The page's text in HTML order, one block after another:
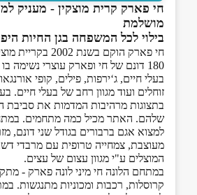
חי פארק קרית מוצקין - מעניק
מושלמת
בילוי לכל המשפחה בגן החיות
חי פארק הוקם בשנת
180 דונם של חי ופארק עוצרי נשימה
בעלי חיים, ג‘ירפות, פילים, קופי
זוחלים ועוד מגוון רחב של בעלי חיים.
בתצוגות מרהיבות המדמות את סביבת
שלהם. האתר מכיל כמה מתחמים.
למצוא אגם ברבורים בגודל שני דונם,
מעוצבת, צמחייה טרופית עם מרבדי
המוצלים ע"י מגוון עצום של עצים.
במתחם הלונה חי מיני לונה פארק -
קרוסלות, רכבות ומכוניות מתנגשות.